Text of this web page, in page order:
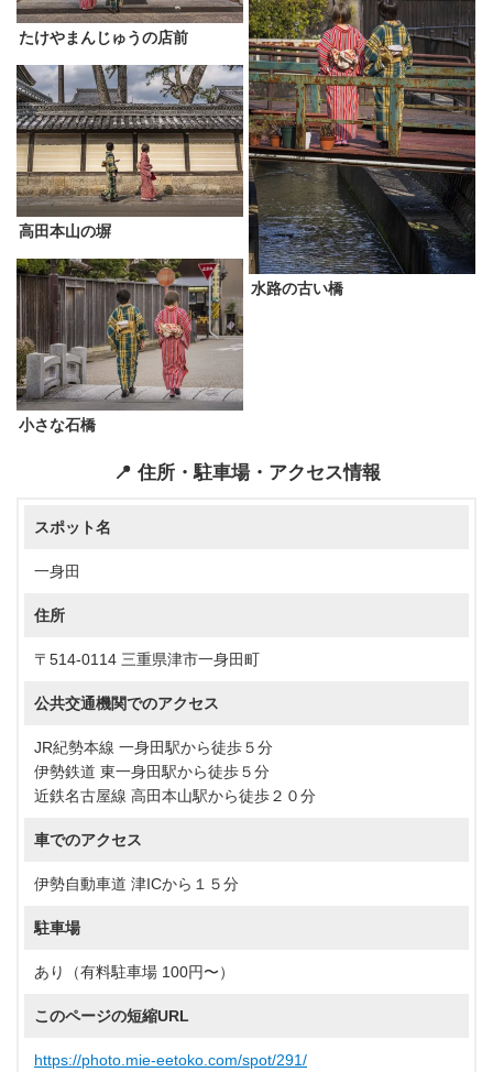
たけやまんじゅうの店前
水路の古い橋
高田本山の塀
小さな石橋
📍 住所・駐車場・アクセス情報
スポット名
一身田
住所
〒514-0114 三重県津市一身田町
公共交通機関でのアクセス
JR紀勢本線 一身田駅から徒歩５分
伊勢鉄道 東一身田駅から徒歩５分
近鉄名古屋線 高田本山駅から徒歩２０分
車でのアクセス
伊勢自動車道 津ICから１５分
駐車場
あり（有料駐車場 100円〜）
このページの短縮URL
https://photo.mie-eetoko.com/spot/291/